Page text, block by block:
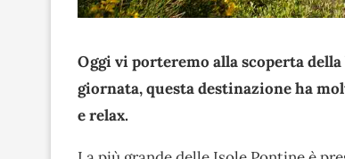
Oggi vi porteremo alla scoperta
giornata, questa destinazione ha
e relax.